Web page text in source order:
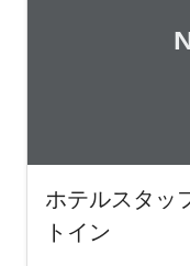
ホテルスタッ
トイン